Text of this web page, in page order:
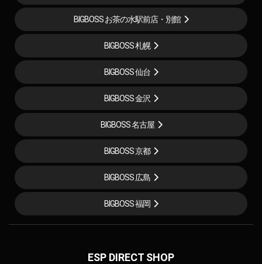
BIGBOSS お茶の水駅前店・別館
BIGBOSS 札幌
BIGBOSS 仙台
BIGBOSS 金沢
BIGBOSS 名古屋
BIGBOSS 京都
BIGBOSS 広島
BIGBOSS 福岡
ESP DIRECT SHOP